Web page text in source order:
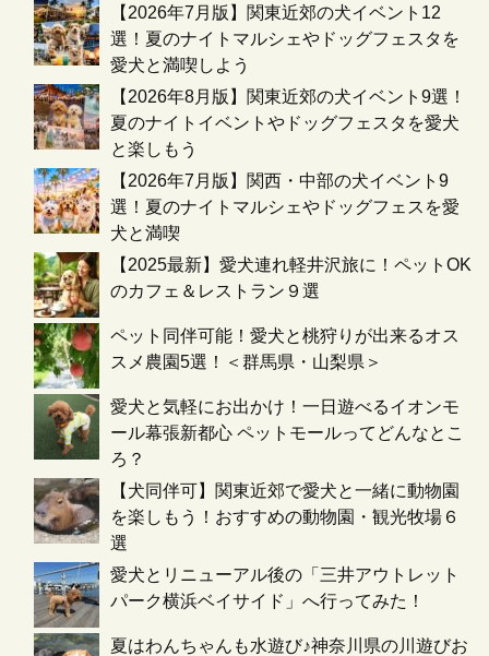
【2026年7月版】関東近郊の犬イベント12
選！夏のナイトマルシェやドッグフェスタを
愛犬と満喫しよう
【2026年8月版】関東近郊の犬イベント9選！
夏のナイトイベントやドッグフェスタを愛犬
と楽しもう
【2026年7月版】関西・中部の犬イベント9
選！夏のナイトマルシェやドッグフェスを愛
犬と満喫
【2025最新】愛犬連れ軽井沢旅に！ペットOK
のカフェ＆レストラン９選
ペット同伴可能！愛犬と桃狩りが出来るオス
スメ農園5選！＜群馬県・山梨県＞
愛犬と気軽にお出かけ！一日遊べるイオンモ
ール幕張新都心 ペットモールってどんなとこ
ろ？
【犬同伴可】関東近郊で愛犬と一緒に動物園
を楽しもう！おすすめの動物園・観光牧場６
選
愛犬とリニューアル後の「三井アウトレット
パーク横浜ベイサイド」へ行ってみた！
夏はわんちゃんも水遊び♪神奈川県の川遊びお